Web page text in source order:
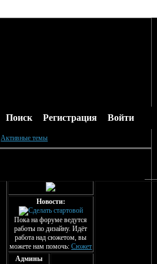
Поиск Регистрация Войти
Активные темы
Новости:
Пока на форуме ведутся
работы по дизайну. Идёт
работа над сюжетом, вы
можете нам помочь:Сюжет
Админы